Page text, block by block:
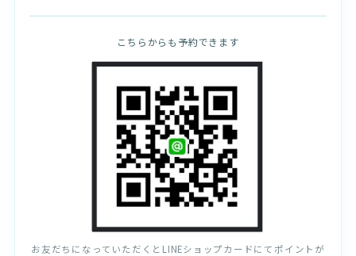
こちらからも予約できます
お友だちになっていただくとLINEショップカードにてポイントが